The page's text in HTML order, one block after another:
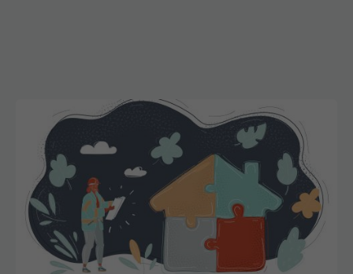
Cum îți poți aranja casa dacă ai ADHD. Paris
Hilton: „Creierul meu funcționează diferit, așa că
mă adaptez”
12 mai 2026, 21:48